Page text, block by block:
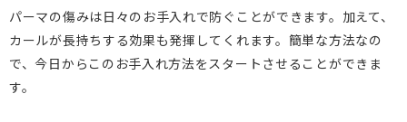
パーマの傷みは日々のお手入れで防ぐことができます。加えて、
カールが長持ちする効果も発揮してくれます。簡単な方法なの
で、今日からこのお手入れ方法をスタートさせることができま
す。